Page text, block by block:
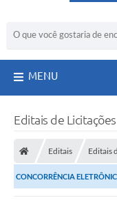
MENU
Editais de Licitações
Editais Editais
CONCORRÊNCIA